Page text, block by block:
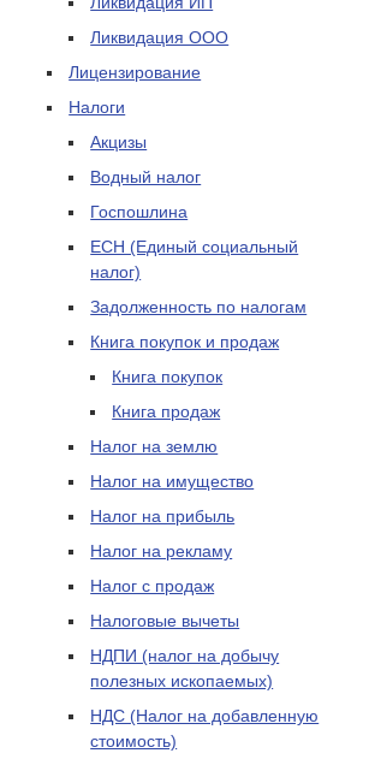
Ликвидация ООО
Лицензирование
Налоги
Акцизы
Водный налог
Госпошлина
ЕСН (Единый социальный
налог)
Задолженность по налогам
Книга покупок и продаж
Книга покупок
Книга продаж
Налог на землю
Налог на имущество
Налог на прибыль
Налог на рекламу
Налог с продаж
Налоговые вычеты
НДПИ (налог на добычу
полезных ископаемых)
НДС (Налог на добавленную
стоимость)